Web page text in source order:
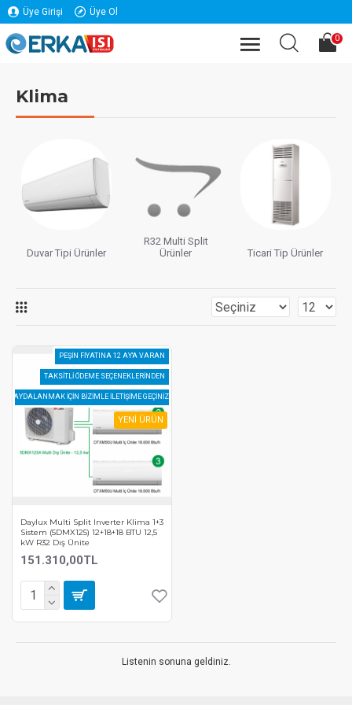
Üye Girişi Üye Ol
0
Klima
Duvar Tipi Ürünler
R32 Multi Split
Ürünler
Ticari Tip Ürünler
PEŞIN FIYATINA 12 AY'A VARAN
TAKSITLI ÖDEME SEÇENEKLERINDEN
FAYDALANMAK IÇIN BIZIMLE ILETIŞIME GEÇINIZ!!
YENİ ÜRÜN
Daylux Multi Split Inverter Klima 1+3
Sistem (5DMX125) 12+18+18 BTU 12,5
kW R32 Dış Ünite
151.310,00TL
Listenin sonuna geldiniz.